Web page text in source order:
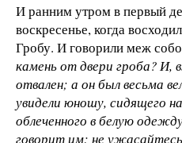
И ранним утром в первый
воскресенье, когда
Гробу. И говорили меж
камень от двери гроба? И,
отвален; а он был весьма
увидели юношу, сидящего
облеченного в белую
говорит им: не